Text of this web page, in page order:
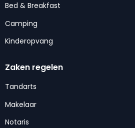
Bed & Breakfast
Camping
Kinderopvang
Zaken regelen
Tandarts
Makelaar
Notaris